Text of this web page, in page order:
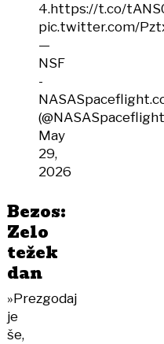
4.https://t.co/
pic.twitter.com/
—
NSF
-
May
29,
2026
Bezos:
Zelo
težek
dan
»Prezgodaj
je
še,